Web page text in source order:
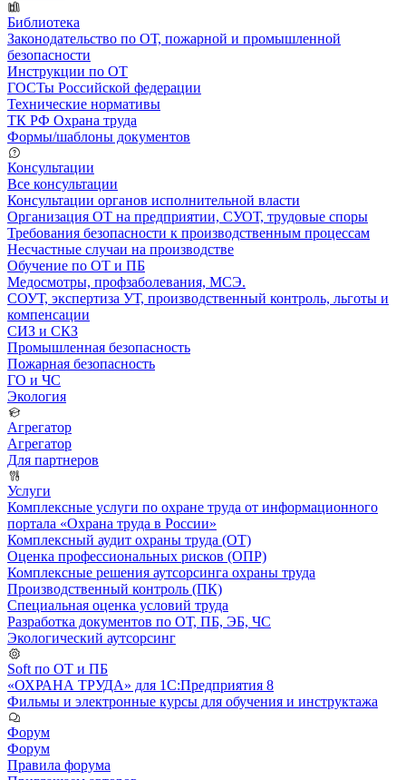
Библиотека
Законодательство по ОТ, пожарной и промышленной
безопасности
Инструкции по ОТ
ГОСТы Российской федерации
Технические нормативы
ТК РФ Охрана труда
Формы/шаблоны документов
Консультации
Все консультации
Консультации органов исполнительной власти
Организация ОТ на предприятии, СУОТ, трудовые споры
Требования безопасности к производственным процессам
Несчастные случаи на производстве
Обучение по ОТ и ПБ
Медосмотры, профзаболевания, МСЭ.
СОУТ, экспертиза УТ, производственный контроль, льготы и
компенсации
СИЗ и СКЗ
Промышленная безопасность
Пожарная безопасность
ГО и ЧС
Экология
Агрегатор
Агрегатор
Для партнеров
Услуги
Комплексные услуги по охране труда от информационного
портала «Охрана труда в России»
Комплексный аудит охраны труда (ОТ)
Оценка профессиональных рисков (ОПР)
Комплексные решения аутсорсинга охраны труда
Производственный контроль (ПК)
Специальная оценка условий труда
Разработка документов по ОТ, ПБ, ЭБ, ЧС
Экологический аутсорсинг
Soft по ОТ и ПБ
«ОХРАНА ТРУДА» для 1С:Предприятия 8
Фильмы и электронные курсы для обучения и инструктажа
Форум
Форум
Правила форума